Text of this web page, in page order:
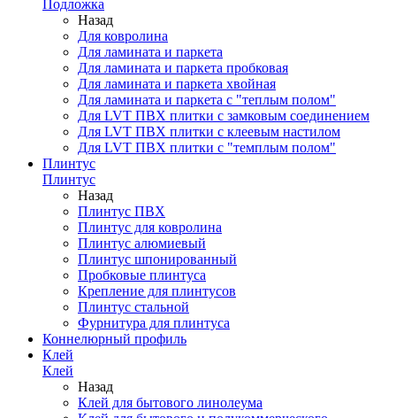
Подложка
Назад
Для ковролина
Для ламината и паркета
Для ламината и паркета пробковая
Для ламината и паркета хвойная
Для ламината и паркета с "теплым полом"
Для LVT ПВХ плитки с замковым соединением
Для LVT ПВХ плитки с клеевым настилом
Для LVT ПВХ плитки с "темплым полом"
Плинтус
Плинтус
Назад
Плинтус ПВХ
Плинтус для ковролина
Плинтус алюмиевый
Плинтус шпонированный
Пробковые плинтуса
Крепление для плинтусов
Плинтус стальной
Фурнитура для плинтуса
Коннелюрный профиль
Клей
Клей
Назад
Клей для бытового линолеума